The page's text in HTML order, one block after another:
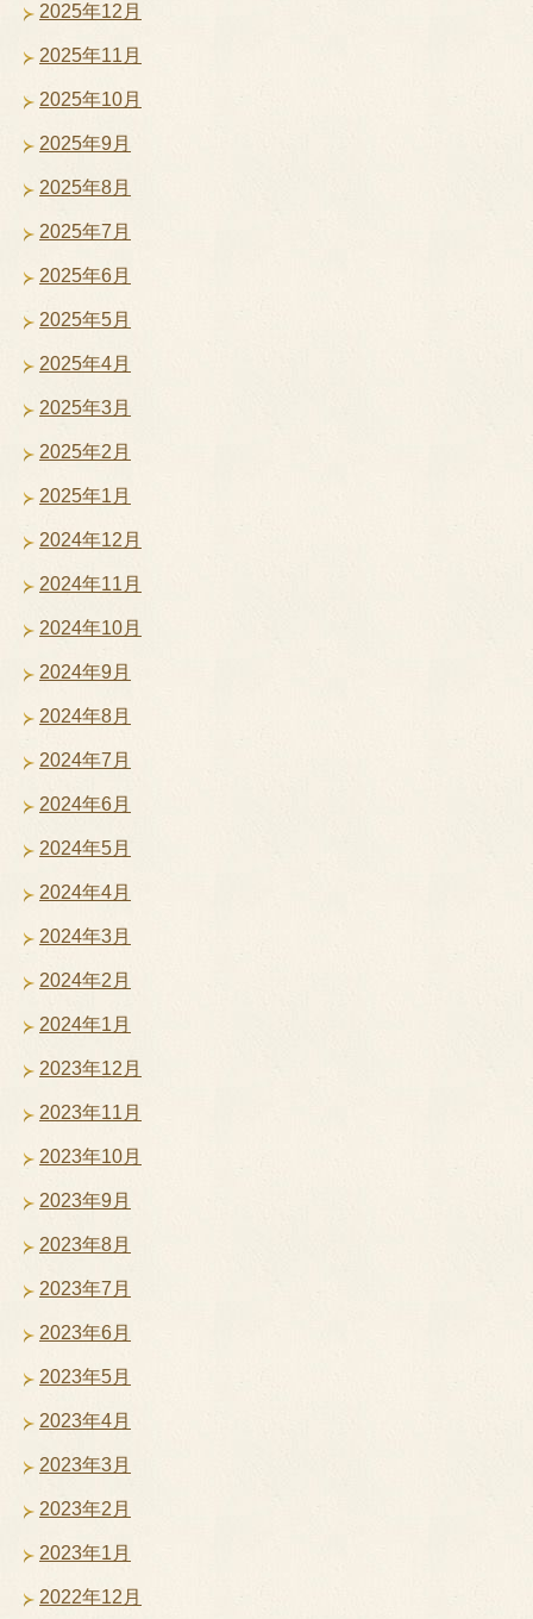
2025年12月
2025年11月
2025年10月
2025年9月
2025年8月
2025年7月
2025年6月
2025年5月
2025年4月
2025年3月
2025年2月
2025年1月
2024年12月
2024年11月
2024年10月
2024年9月
2024年8月
2024年7月
2024年6月
2024年5月
2024年4月
2024年3月
2024年2月
2024年1月
2023年12月
2023年11月
2023年10月
2023年9月
2023年8月
2023年7月
2023年6月
2023年5月
2023年4月
2023年3月
2023年2月
2023年1月
2022年12月